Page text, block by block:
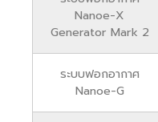
Nanoe-X
Generator Mark 2
ระบบฟอกอากาศ
Nanoe-G